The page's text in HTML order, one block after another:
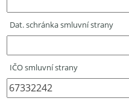
Dat. schránka smluvní strany
IČO smluvní strany